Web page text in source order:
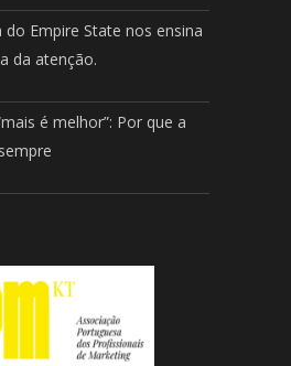
do Empire State nos ensina
da atenção.
é melhor”: Por que a